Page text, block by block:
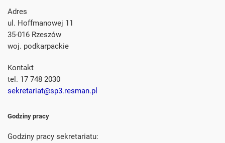
Adres
ul. Hoffmanowej 11
35-016 Rzeszów
woj. podkarpackie
Kontakt
tel. 17 748 2030
sekretariat@sp3.resman.pl
Godziny pracy
Godziny pracy sekretariatu: